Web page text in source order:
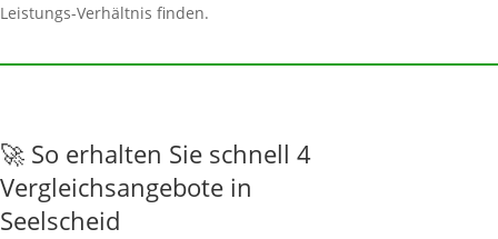
Leistungs-Verhältnis finden.
🚀 So erhalten Sie schnell 4
Vergleichsangebote in
Seelscheid